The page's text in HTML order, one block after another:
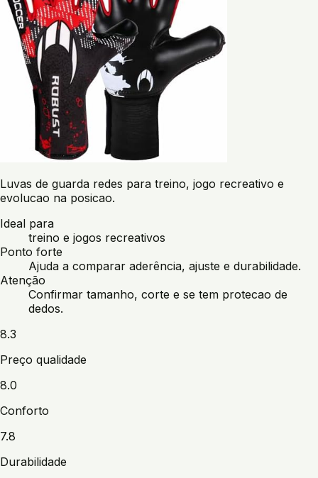
Luvas de guarda redes para treino, jogo recreativo e
evolucao na posicao.
Ideal para
treino e jogos recreativos
Ponto forte
Ajuda a comparar aderência, ajuste e durabilidade.
Atenção
Confirmar tamanho, corte e se tem protecao de
dedos.
8.3
Preço qualidade
8.0
Conforto
7.8
Durabilidade